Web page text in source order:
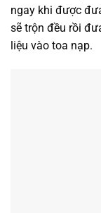
ngay khi được
sẽ trộn đều rồi
liệu vào toa nạp.